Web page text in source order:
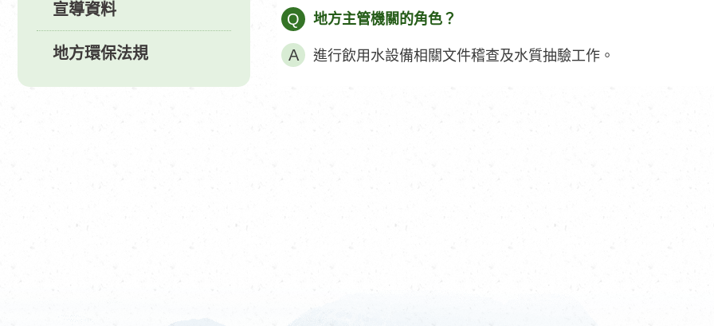
宣導資料
地方環保法規
Q 地方主管機關的角色？
進行飲用水設備相關文件稽查及水質抽驗工作。